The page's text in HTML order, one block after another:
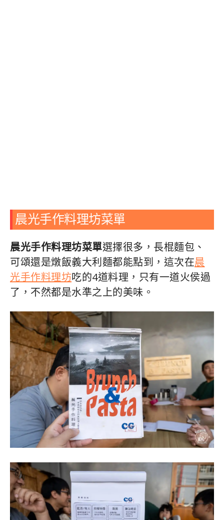
晨光手作料理坊菜單
晨光手作料理坊菜單選擇很多，長棍麵包、
可頌還是燉飯義大利麵都能點到，這次在晨
光手作料理坊吃的4道料理，只有一道火侯過
了，不然都是水準之上的美味。